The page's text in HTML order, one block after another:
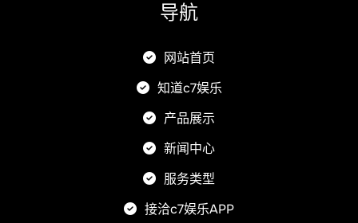
导航
网站首页
知道c7娱乐
产品展示
新闻中心
服务类型
接洽c7娱乐APP